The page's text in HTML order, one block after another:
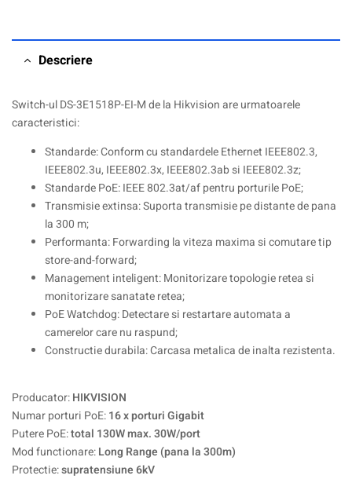
Descriere
Switch-ul DS-3E1518P-EI-M de la Hikvision are urmatoarele
caracteristici:
Standarde: Conform cu standardele Ethernet IEEE802.3,
IEEE802.3u, IEEE802.3x, IEEE802.3ab si IEEE802.3z;
Standarde PoE: IEEE 802.3at/af pentru porturile PoE;
Transmisie extinsa: Suporta transmisie pe distante de pana
la 300 m;
Performanta: Forwarding la viteza maxima si comutare tip
store-and-forward;
Management inteligent: Monitorizare topologie retea si
monitorizare sanatate retea;
PoE Watchdog: Detectare si restartare automata a
camerelor care nu raspund;
Constructie durabila: Carcasa metalica de inalta rezistenta.
Producator:HIKVISION
Numar porturi PoE:16 x porturi Gigabit
Putere PoE:total 130W max. 30W/port
Mod functionare:Long Range (pana la 300m)
Protectie:supratensiune 6kV